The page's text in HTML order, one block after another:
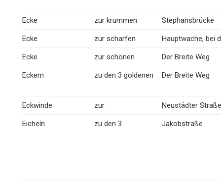
Ecke zur krummen Stephansbrücke
Ecke zur scharfen Hauptwache, bei
Ecke zur schönen Der Breite Weg
Eckern zu den 3 goldenen Der Breite Weg
Eckwinde zur Neustädter Straße
Eicheln zu den 3 Jakobstraße